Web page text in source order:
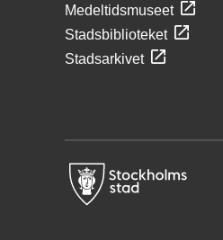
Medeltidsmuseet
Stadsbiblioteket
Stadsarkivet